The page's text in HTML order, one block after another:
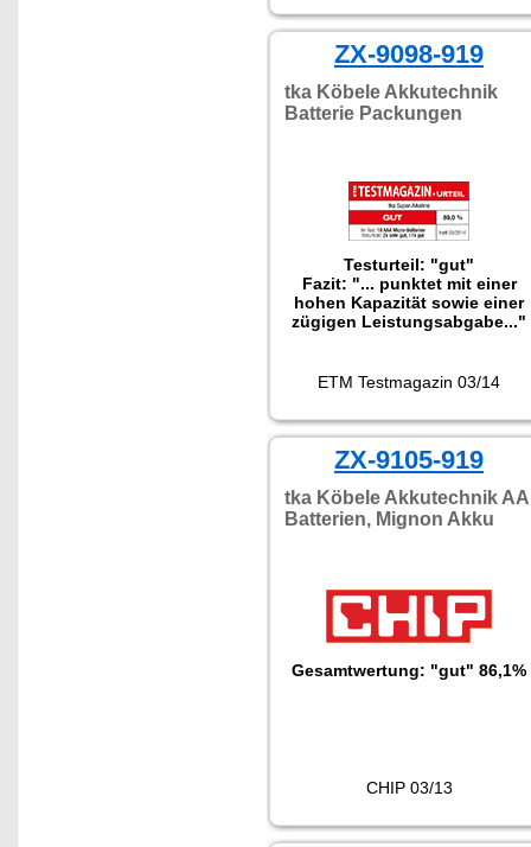
kann, sondern kann direkt
auch vier Sekundärzellen
gleichzeitig und schnell
aufladen dank der
mitgeliferten Vierfach-USB-
Kabel. Zudem ersetzen die
Akkus dank 1.5 V
Batterien."
ZX-9098-919
tka Köbele Akkutechnik
Batterie Packungen
Testurteil: "gut"
Fazit: "... punktet mit einer
hohen Kapazität sowie einer
zügigen Leistungsabgabe..."
ETM Testmagazin 03/14
ZX-9105-919
tka Köbele Akkutechnik AA
Batterien, Mignon Akku
Gesamtwertung: "gut" 86,1%
CHIP 03/13